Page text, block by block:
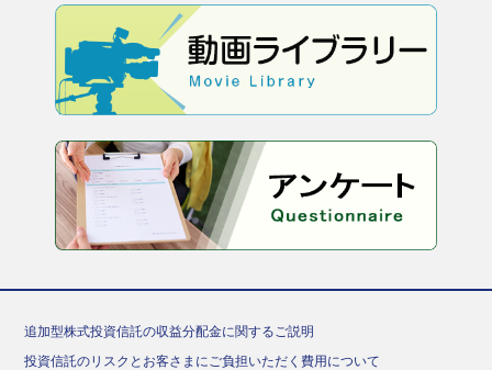
追加型株式投資信託の収益分配金に関するご説明
投資信託のリスクとお客さまにご負担いただく費用について